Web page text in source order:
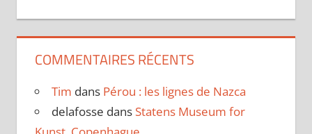
COMMENTAIRES RÉCENTS
Tim dans Pérou : les lignes de Nazca
delafosse dans Statens Museum for